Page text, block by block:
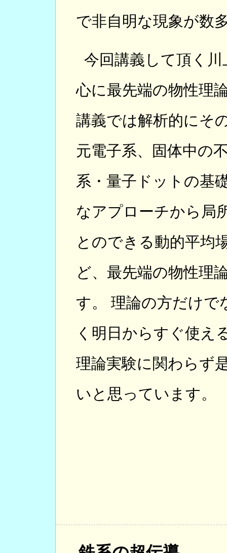
で非自明な現象が数
今回講義して頂く
心に最先端の物性理
講義では解析的にそ
元電子系、固体中の
系・量子ドットの基
なアプローチから局
とのできる動的平均
ど、最先端の物性理
す。 理論の方だけで
く明日からすぐ使え
理論実験に関わらず
いと思っています。